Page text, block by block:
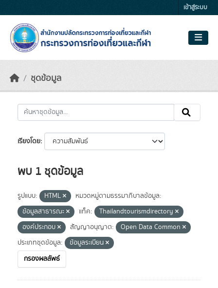
เข้าสู่ระบบ
ชุดข้อมูล
เรียงโดย
พบ 1 ชุดข้อมูล
รูปแบบ: HTML
หมวดหมู่ตามธรรมาภิบาลข้อมูล:
ข้อมูลสาธารณะ
แท็ค:
Thailandtourismdirectory
องค์ประกอบ
สัญญาอนุญาต:
Open Data Common
ประเภทชุดข้อมูล:
ข้อมูลระเบียน
กรองผลลัพธ์